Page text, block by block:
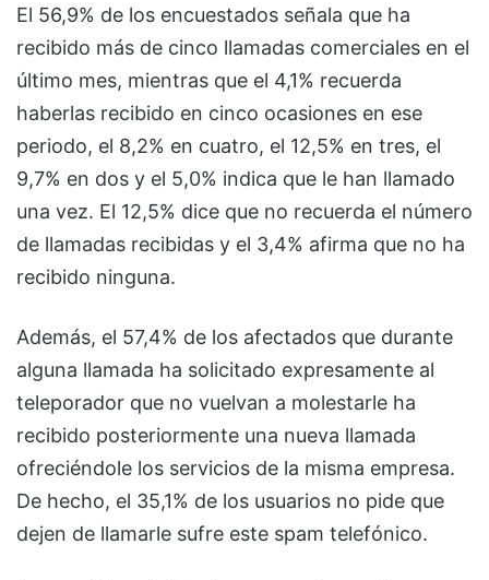
El 56,9% de los encuestados señala que ha
recibido más de cinco llamadas comerciales en el
último mes, mientras que el 4,1% recuerda
haberlas recibido en cinco ocasiones en ese
periodo, el 8,2% en cuatro, el 12,5% en tres, el
9,7% en dos y el 5,0% indica que le han llamado
una vez. El 12,5% dice que no recuerda el número
de llamadas recibidas y el 3,4% afirma que no ha
recibido ninguna.
Además, el 57,4% de los afectados que durante
alguna llamada ha solicitado expresamente al
teleporador que no vuelvan a molestarle ha
recibido posteriormente una nueva llamada
ofreciéndole los servicios de la misma empresa.
De hecho, el 35,1% de los usuarios no pide que
dejen de llamarle sufre este spam telefónico.